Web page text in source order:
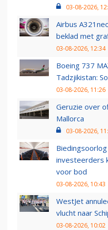
03-08-2026,
Airbus
beklad met
03-08-2026, 12:34
Boeing 737
Tadzjikistan:
03-08-2026, 11:26
Geruzie over
Mallorca
03-08-2026,
investeerders
voor bod
03-08-2026, 10:43
WestJet
vlucht naar
03-08-2026, 10:02